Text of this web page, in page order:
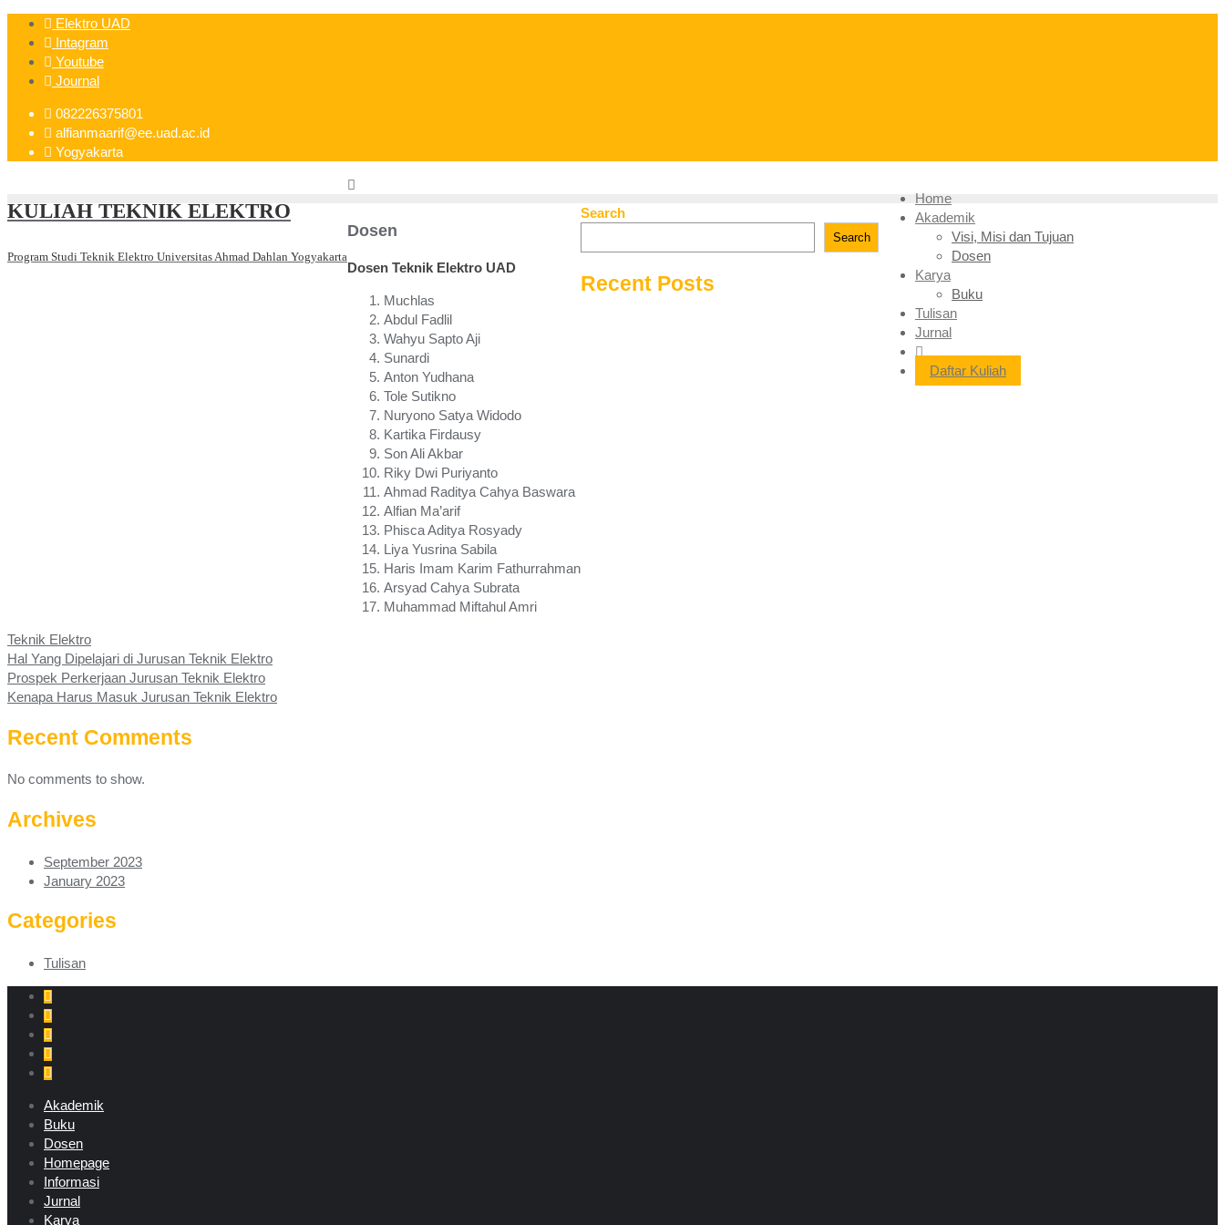
Skip
content
Elektro UAD
Intagram
Youtube
Journal
082226375801
alfianmaarif@ee.uad.ac.id
Yogyakarta
KULIAH TEKNIK ELEKTRO
Program Studi Teknik Elektro Universitas Ahmad Dahlan Yogyakarta
Home
Akademik
Visi, Misi dan Tujuan
Dosen
Karya
Buku
Tulisan
Jurnal
Daftar Kuliah
Dosen
Dosen Teknik Elektro UAD
Muchlas
Abdul Fadlil
Wahyu Sapto Aji
Sunardi
Anton Yudhana
Tole Sutikno
Nuryono Satya Widodo
Kartika Firdausy
Son Ali Akbar
Riky Dwi Puriyanto
Ahmad Raditya Cahya Baswara
Alfian Ma’arif
Phisca Aditya Rosyady
Liya Yusrina Sabila
Haris Imam Karim Fathurrahman
Arsyad Cahya Subrata
Muhammad Miftahul Amri
Search
Search
Recent Posts
Teknik Elektro
Hal Yang Dipelajari di Jurusan Teknik Elektro
Prospek Perkerjaan Jurusan Teknik Elektro
Kenapa Harus Masuk Jurusan Teknik Elektro
Recent Comments
No comments to show.
Archives
September 2023
January 2023
Categories
Tulisan
Akademik
Buku
Dosen
Homepage
Informasi
Jurnal
Karya